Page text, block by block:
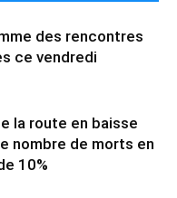
des rencontres
ce vendredi
la route en baisse
nombre de morts en
10%